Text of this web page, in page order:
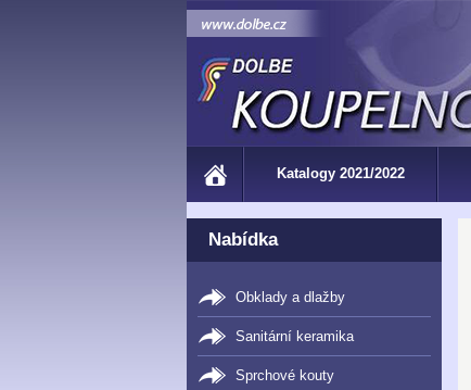
Nabídka
Obklady a dlažby
Sanitární keramika
Sprchové kouty
Katalogy 2021/2022